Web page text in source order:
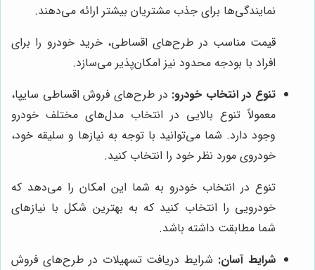
نمایندگی‌ها برای جذب مشتریان بیشتر ارائه می‌دهند.
قیمت مناسب در طرح‌های اقساطی، خرید خودرو را برای
افراد با بودجه محدود نیز امکان‌پذیر می‌سازد.
تنوع در انتخاب خودرو: در طرح‌های فروش اقساطی سایپا،
معمولاً تنوع بالایی در انتخاب مدل‌های مختلف خودرو
وجود دارد. شما می‌توانید با توجه به نیازها و سلیقه خود،
خودروی مورد نظر خود را انتخاب کنید.
تنوع در انتخاب خودرو به شما این امکان را می‌دهد که
خودرویی را انتخاب کنید که به بهترین شکل با نیازهای
شما مطابقت داشته باشد.
شرایط آسان: شرایط دریافت تسهیلات در طرح‌های فروش